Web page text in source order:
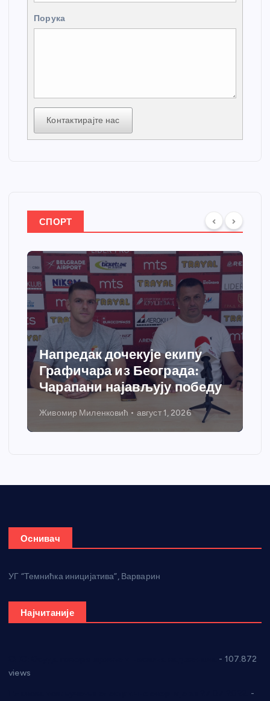
Порука
Контактирајте нас
СПОРТ
Спортски центар “Ћићевац”
добија савремени систем
грејања
Никола Петровић јул 31, 2026
Оснивач
УГ “Темнићка иницијатива”, Варварин
Најчитаније
- 107.872
views
-